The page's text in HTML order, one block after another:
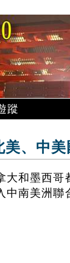
蹤
、中
大和墨西
中南美洲聯